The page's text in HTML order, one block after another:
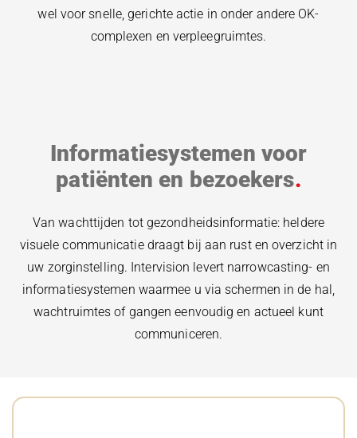
wel voor snelle, gerichte actie in onder andere OK-
complexen en verpleegruimtes.
Informatiesystemen voor
patiënten en bezoekers
Van wachttijden tot gezondheidsinformatie: heldere
visuele communicatie draagt bij aan rust en overzicht in
uw zorginstelling. Intervision levert narrowcasting- en
informatiesystemen waarmee u via schermen in de hal,
wachtruimtes of gangen eenvoudig en actueel kunt
communiceren.